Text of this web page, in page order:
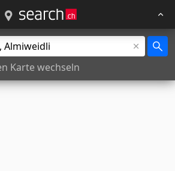
Karte wechseln